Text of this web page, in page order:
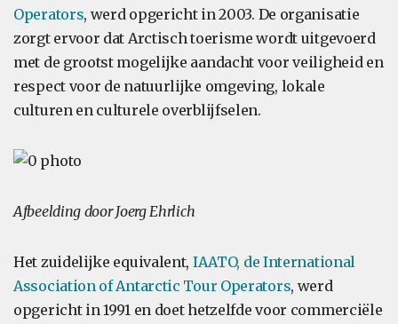
Operators, werd opgericht in 2003. De organisatie
zorgt ervoor dat Arctisch toerisme wordt uitgevoerd
met de grootst mogelijke aandacht voor veiligheid en
respect voor de natuurlijke omgeving, lokale
culturen en culturele overblijfselen.
Afbeelding door Joerg Ehrlich
Het zuidelijke equivalent, IAATO, de International
Association of Antarctic Tour Operators, werd
opgericht in 1991 en doet hetzelfde voor commerciële